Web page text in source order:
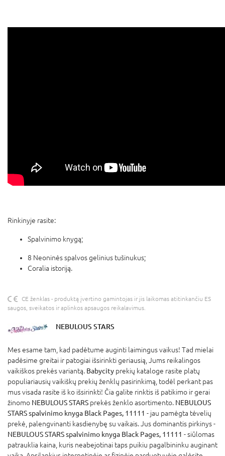
Rinkinyje rasite:
Spalvinimo knygą;
8 Neoninės spalvos gelinius tušinukus;
Coralia istoriją.
CE ženklas - produktą įvertino gamintojas ir jis laikomas atitinkančiu ES
saugos, sveikatos ir aplinkos apsaugos reikalavimus.
NEBULOUS STARS
Mes esame tam, kad padėtume auginti laimingus vaikus! Tad mielai
padėsime greitai ir patogiai išsirinkti geriausią, Jums reikalingos
vaikiškos prekės variantą. Babycity prekių kataloge rasite platų
populiariausių vaikiškų prekių ženklų pasirinkimą, todėl perkant pas
mus visada rasite iš ko išsirinkti! Čia galite rinktis iš patikimo ir gerai
žinomo NEBULOUS STARS prekės ženklo asortimento. NEBULOUS
STARS spalvinimo knyga Black Pages, 11111 - jau pamėgta tėvelių
prekė, palengvinanti kasdienybę su vaikais. Jus dominantis pirkinys -
NEBULOUS STARS spalvinimo knyga Black Pages, 11111 - siūlomas
patrauklia kaina, kuris neabejotinai taps puikiu pagalbininku auginant